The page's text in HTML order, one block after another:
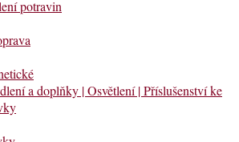
potravin
a doplňky | Osvětlení | Příslušenství ke